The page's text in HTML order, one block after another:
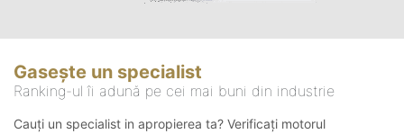
Gasește un specialist
Ranking-ul îi adună pe cei mai buni din industrie
Cauți un specialist in apropierea ta? Verificați motorul